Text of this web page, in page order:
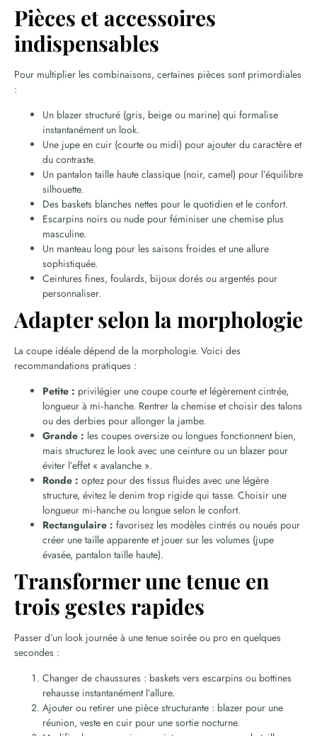
Pièces et accessoires
indispensables
Pour multiplier les combinaisons, certaines pièces sont primordiales
:
Un blazer structuré (gris, beige ou marine) qui formalise
instantanément un look.
Une jupe en cuir (courte ou midi) pour ajouter du caractère et
du contraste.
Un pantalon taille haute classique (noir, camel) pour l’équilibre
silhouette.
Des baskets blanches nettes pour le quotidien et le confort.
Escarpins noirs ou nude pour féminiser une chemise plus
masculine.
Un manteau long pour les saisons froides et une allure
sophistiquée.
Ceintures fines, foulards, bijoux dorés ou argentés pour
personnaliser.
Adapter selon la morphologie
La coupe idéale dépend de la morphologie. Voici des
recommandations pratiques :
Petite : privilégier une coupe courte et légèrement cintrée,
longueur à mi‑hanche. Rentrer la chemise et choisir des talons
ou des derbies pour allonger la jambe.
Grande : les coupes oversize ou longues fonctionnent bien,
mais structurez le look avec une ceinture ou un blazer pour
éviter l’effet « avalanche ».
Ronde : optez pour des tissus fluides avec une légère
structure, évitez le denim trop rigide qui tasse. Choisir une
longueur mi‑hanche ou longue selon le confort.
Rectangulaire : favorisez les modèles cintrés ou noués pour
créer une taille apparente et jouer sur les volumes (jupe
évasée, pantalon taille haute).
Transformer une tenue en
trois gestes rapides
Passer d’un look journée à une tenue soirée ou pro en quelques
secondes :
Changer de chaussures : baskets vers escarpins ou bottines
rehausse instantanément l’allure.
Ajouter ou retirer une pièce structurante : blazer pour une
réunion, veste en cuir pour une sortie nocturne.